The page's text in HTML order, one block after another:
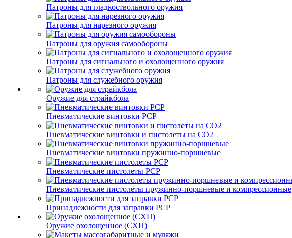
Патроны для гладкоствольного оружия
Патроны для нарезного оружия
Патроны для оружия самообороны
Патроны для сигнального и охолощенного оружия
Патроны для служебного оружия
Оружие для страйкбола
Пневматические винтовки PCP
Пневматические винтовки и пистолеты на CO2
Пневматические винтовки пружинно-поршневые
Пневматические пистолеты PCP
Пневматические пистолеты пружинно-поршневые и компрессионные
Принадлежности для заправки PCP
Оружие охолощенное (СХП)